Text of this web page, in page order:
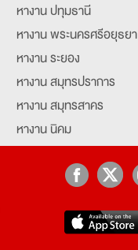
หางาน ปทุมธานี
หางาน พระนครศรีอยุธยา
หางาน ระยอง
หางาน สมุทรปราการ
หางาน สมุทรสาคร
หางาน นิคม
หางานอยุธยา